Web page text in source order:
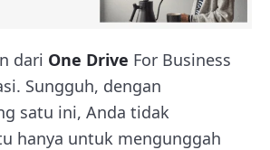
dari One Drive For Business
Sungguh, dengan
satu ini, Anda tidak
hanya untuk mengunggah